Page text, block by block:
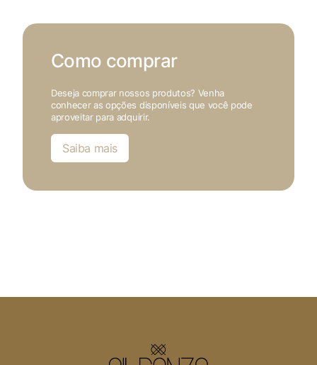
Como comprar
Deseja comprar nossos produtos? Venha
conhecer as opções disponíveis que você pode
aproveitar para adquirir.
Saiba mais